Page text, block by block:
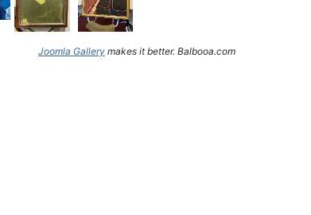
Joomla Gallery makes it better. Balbooa.com